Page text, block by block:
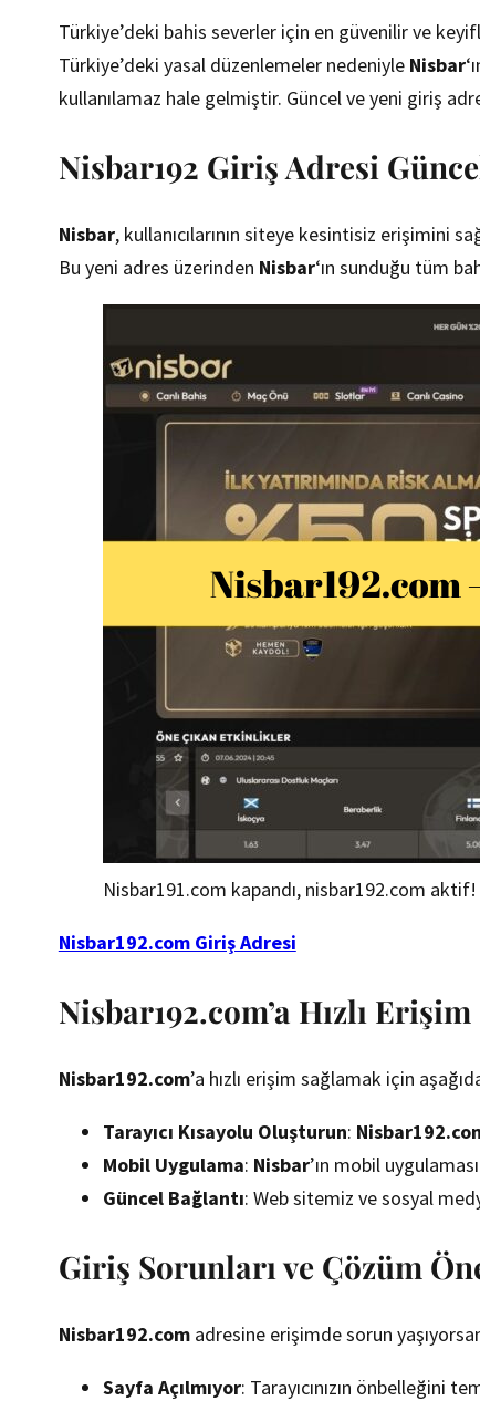
Türkiye’deki bahis severler için en güvenilir ve
Türkiye’deki yasal düzenlemeler nedeniyle Nisbar
kullanılamaz hale gelmiştir. Güncel ve yeni giriş
Nisbar192 Giriş Adresi
Nisbar, kullanıcılarının siteye kesintisiz erişimini
Bu yeni adres üzerinden Nisbar‘ın sunduğu tüm
Nisbar191.com kapandı, nisbar192.com aktif!
Nisbar192.com Giriş Adresi
Nisbar192.com’a Hızlı Erişim
Nisbar192.com’a hızlı erişim sağlamak için
Tarayıcı Kısayolu Oluşturun:
Mobil Uygulama: Nisbar’ın mobil
Güncel Bağlantı: Web sitemiz ve sosyal
Giriş Sorunları ve Çözüm
Nisbar192.comadresine erişimde sorun
Sayfa Açılmıyor: Tarayıcınızın önbelleğini